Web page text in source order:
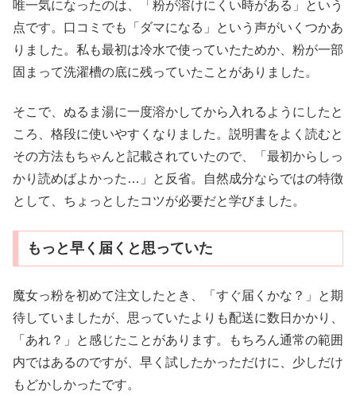
唯一気になったのは、「粉が溶けにくい時がある」という
点です。口コミでも「ダマになる」という声がいくつかあ
りました。私も最初は冷水で使っていたためか、粉が一部
固まって洗濯槽の底に残っていたことがありました。
そこで、ぬるま湯に一度溶かしてから入れるようにしたと
ころ、格段に使いやすくなりました。説明書をよく読むと
その方法もちゃんと記載されていたので、「最初からしっ
かり読めばよかった…」と反省。自然成分ならではの特徴
として、ちょっとしたコツが必要だと学びました。
もっと早く届くと思っていた
魔女っ粉を初めて注文したとき、「すぐ届くかな？」と期
待していましたが、思っていたよりも配送に数日かかり、
「あれ？」と感じたことがあります。もちろん通常の範囲
内ではあるのですが、早く試したかっただけに、少しだけ
もどかしかったです。